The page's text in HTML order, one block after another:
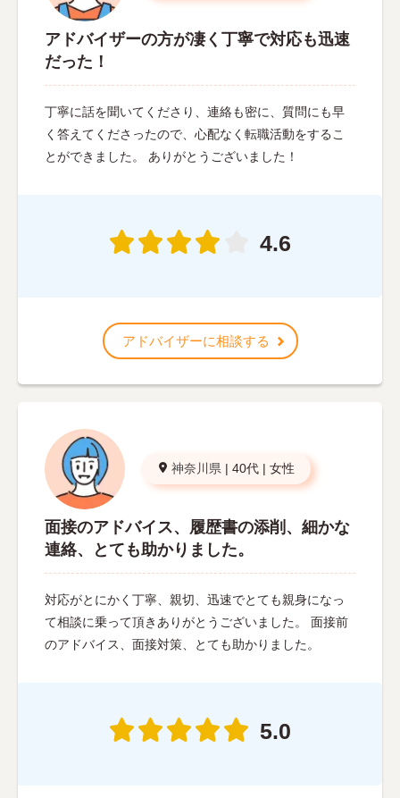
アドバイザーの方が凄く丁寧で対応も迅速
だった！
丁寧に話を聞いてくださり、連絡も密に、質問にも早
く答えてくださったので、心配なく転職活動をするこ
とができました。 ありがとうございました！
4.6
アドバイザーに相談する
神奈川県 | 40代 | 女性
面接のアドバイス、履歴書の添削、細かな
連絡、とても助かりました。
対応がとにかく丁寧、親切、迅速でとても親身になっ
て相談に乗って頂きありがとうございました。 面接前
のアドバイス、面接対策、とても助かりました。
5.0